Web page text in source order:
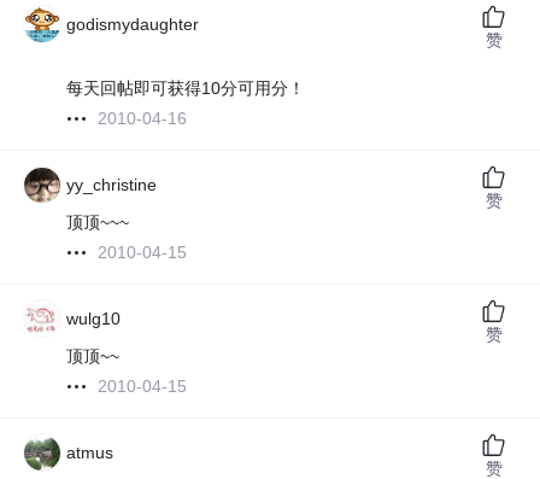
godismydaughter
每天回帖即可获得10分可用分！
2010-04-16
赞
yy_christine
顶顶~~~
2010-04-15
赞
wulg10
顶顶~~
2010-04-15
赞
atmus
赞